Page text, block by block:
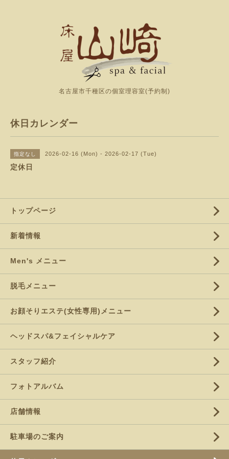
名古屋市千種区の個室理容室(予約制)
休日カレンダー
指定なし 2026-02-16 (Mon) - 2026-02-17 (Tue)
定休日
トップページ
新着情報
Men's メニュー
脱毛メニュー
お顔そりエステ(女性専用)メニュー
ヘッドスパ&フェイシャルケア
スタッフ紹介
フォトアルバム
店舗情報
駐車場のご案内